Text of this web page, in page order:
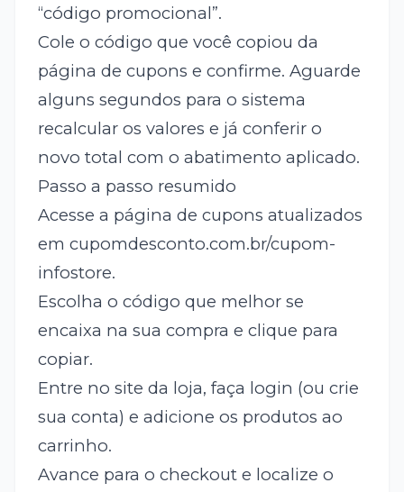
“código promocional”.
Cole o código que você copiou da
página de cupons e confirme. Aguarde
alguns segundos para o sistema
recalcular os valores e já conferir o
novo total com o abatimento aplicado.
Passo a passo resumido
Acesse a página de cupons atualizados
em cupomdesconto.com.br/cupom-
infostore.
Escolha o código que melhor se
encaixa na sua compra e clique para
copiar.
Entre no site da loja, faça login (ou crie
sua conta) e adicione os produtos ao
carrinho.
Avance para o checkout e localize o